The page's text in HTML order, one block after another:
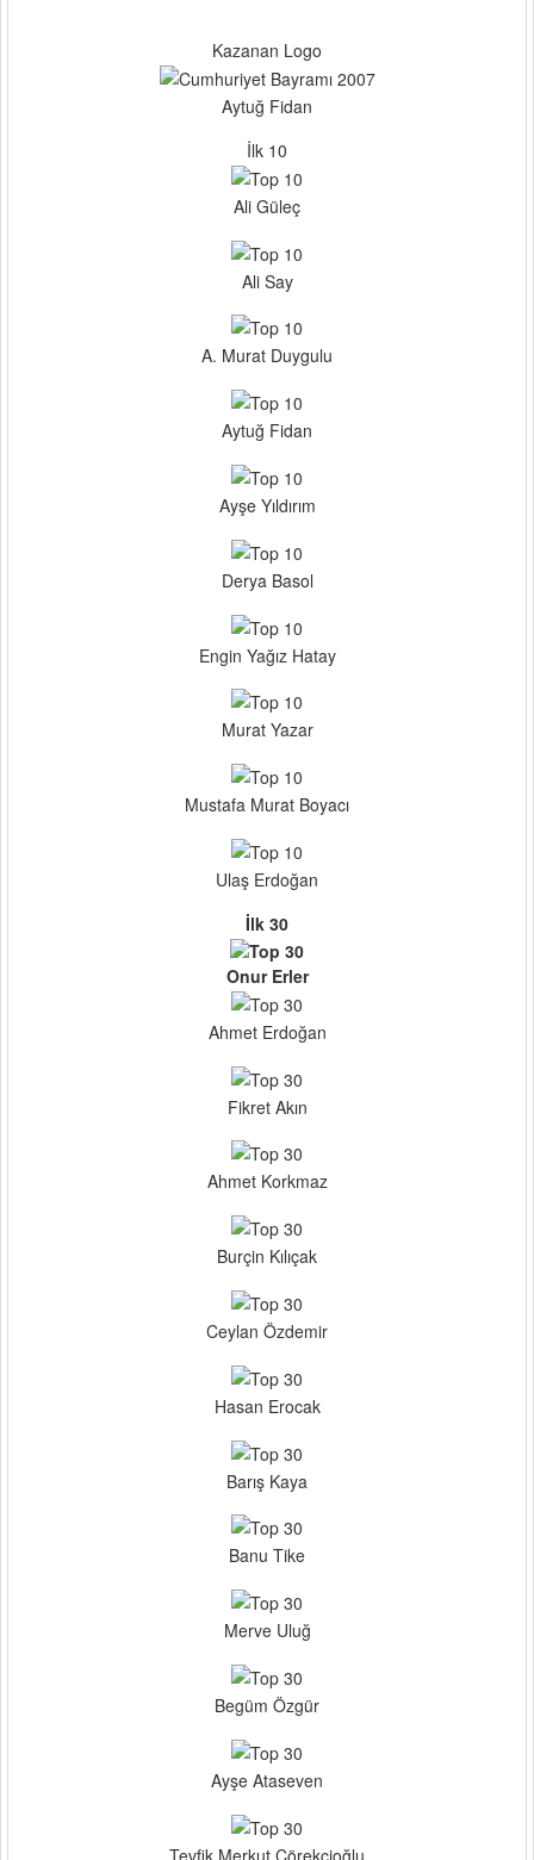
Kazanan Logo
Aytuğ Fidan
İlk 10
Ali Güleç
Ali Say
A. Murat Duygulu
Aytuğ Fidan
Ayşe Yıldırım
Derya Basol
Engin Yağız Hatay
Murat Yazar
Mustafa Murat Boyacı
Ulaş Erdoğan
İlk 30
Onur Erler
Ahmet Erdoğan
Fikret Akın
Ahmet Korkmaz
Burçin Kılıçak
Ceylan Özdemir
Hasan Erocak
Barış Kaya
Banu Tike
Merve Uluğ
Begüm Özgür
Ayşe Ataseven
Tevfik Merkut Çörekçioğlu